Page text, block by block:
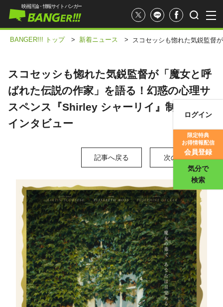
映画評価
映画評論・情報サイト バンガー
ログイン
限定特典
お得情報配信
会員登録
気分で
検索
BANGER!!! トップ > 新着ニュース > スコセッシも惚れた気鋭監督
スコセッシも惚れた気鋭監督が「魔女と呼
ばれた伝説の作家」を語る！幻惑の心理サ
スペンス『Shirley シャーリイ』制作秘話
インタビュー
記事へ戻る 次の写真 >